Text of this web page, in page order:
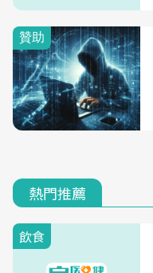
熱門推薦
飲食